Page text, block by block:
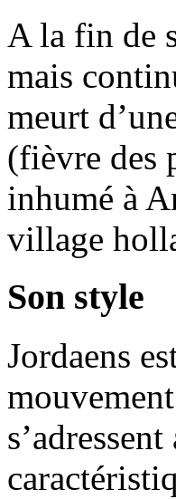
A la fin de
mais
meurt
(fièvre des
inhumé à
village
Son style
Jordaens